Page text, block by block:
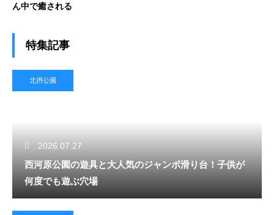
ん中で癒される
特集記事
北摂公園
2026.07.27
西河原公園の遊具と大人気のジャンボ滑り台！子供が
何度でも遊ぶ穴場